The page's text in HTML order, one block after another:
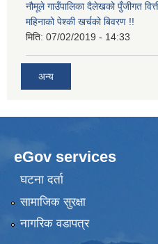
नौमूले गाउँपालिका दैलेखको पुँजीगत
महिनाको पेश्की खर्चको बिवरण !!
मिति: 07/02/2019 - 14:33
अन्य
eGov services
घटना दर्ता
सामाजिक सुरक्षा
नागरिक वडापत्र